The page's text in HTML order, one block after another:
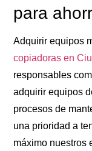
para
Adquirir equipos
copiadoras en
responsables
adquirir equipos
procesos de
una prioridad a
máximo nuestros